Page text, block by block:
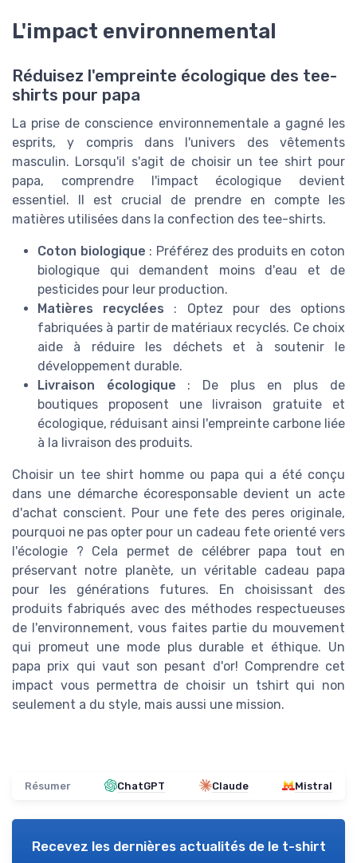
L'impact environnemental
Réduisez l'empreinte écologique des tee-
shirts pour papa
La prise de conscience environnementale a gagné les
esprits, y compris dans l'univers des vêtements
masculin. Lorsqu'il s'agit de choisir un tee shirt pour
papa, comprendre l'impact écologique devient
essentiel. Il est crucial de prendre en compte les
matières utilisées dans la confection des tee-shirts.
Coton biologique : Préférez des produits en coton
biologique qui demandent moins d'eau et de
pesticides pour leur production.
Matières recyclées : Optez pour des options
fabriquées à partir de matériaux recyclés. Ce choix
aide à réduire les déchets et à soutenir le
développement durable.
Livraison écologique : De plus en plus de
boutiques proposent une livraison gratuite et
écologique, réduisant ainsi l'empreinte carbone liée
à la livraison des produits.
Choisir un tee shirt homme ou papa qui a été conçu
dans une démarche écoresponsable devient un acte
d'achat conscient. Pour une fete des peres originale,
pourquoi ne pas opter pour un cadeau fete orienté vers
l'écologie ? Cela permet de célébrer papa tout en
préservant notre planète, un véritable cadeau papa
pour les générations futures. En choisissant des
produits fabriqués avec des méthodes respectueuses
de l'environnement, vous faites partie du mouvement
qui promeut une mode plus durable et éthique. Un
papa prix qui vaut son pesant d'or! Comprendre cet
impact vous permettra de choisir un tshirt qui non
seulement a du style, mais aussi une mission.
Résumer ChatGPT Claude Mistral
Recevez les dernières actualités de le t-shirt